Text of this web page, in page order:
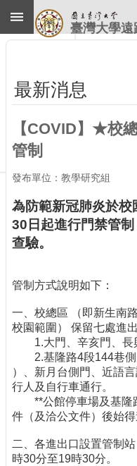
跳到主要內容區塊
尋
回
首
頁
臺
首
計
中
首
聯
絡
訊
導
覽
最
消
息
臺灣大學遠
最新消息
【COVID】★校
管制
發布單位：教學研究組
為防範新冠肺炎於校
30日起進行門禁管
查驗。
管制方式說明如下：
一、校總區 （即新生南
校園範圍） 保留七處進
1.大門、辛亥門、長
2.基隆路4段144巷側
）、新月台側門、近語
行人及自行車通行。
**公館停車場及基隆
件（及洽公文件）後始得
二、各進出口設置管制
時30分至19時30分。